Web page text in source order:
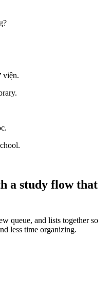
viện.
a study flow that
queue, and lists together so
less time organizing.